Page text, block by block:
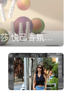
IPSA茵芙莎 悦己香氛凝露上市